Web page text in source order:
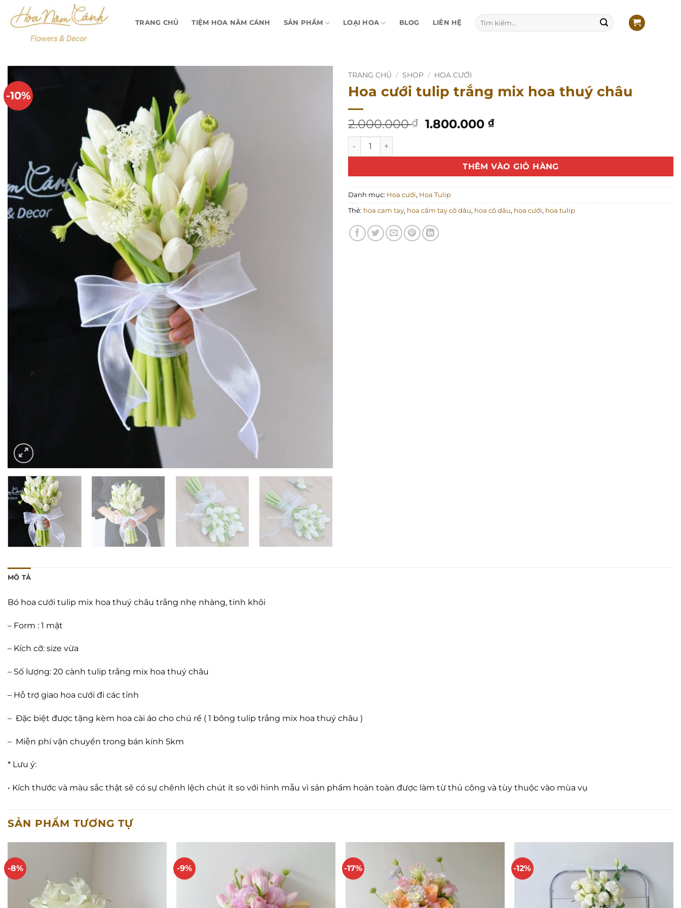
qua
TRANG CHỦ TIỆM HOA NĂM CÁNH SẢN PHẨM LOẠI HOA BLOG LIÊN HỆ
Tìm
kiếm:
-10%
TRANG CHỦ / SHOP / HOA CƯỚI
Hoa cưới tulip trắng mix hoa thuý châu
2.000.000₫
Giá
2.000.000 ₫.
1.800.000₫Giá
là:
1.800.000 ₫.
Hoa cưới tulip trắng mix hoa thuý châu số lượng
THÊM VÀO GIỎ HÀNG
Danh mục: Hoa cưới, Hoa Tulip
Thẻ: hoa cam tay, hoa cầm tay cô dâu, hoa cô dâu, hoa cưới, hoa tulip
MÔ TẢ
Bó hoa cưới tulip mix hoa thuý châu trắng nhẹ nhàng, tinh khôi
– Form : 1 mặt
– Kích cỡ: size vừa
– Số lượng: 20 cành tulip trắng mix hoa thuý châu
– Hỗ trợ giao hoa cưới đi các tỉnh
– Đặc biệt được tặng kèm hoa cài áo cho chú rể ( 1 bông tulip trắng mix hoa thuý châu )
– Miễn phí vận chuyển trong bán kính 5km
* Lưu ý:
• Kích thước và màu sắc thật sẽ có sự chênh lệch chút ít so với hình mẫu vì sản phẩm hoàn toàn được làm từ thủ công và tùy thuộc vào mùa vụ
SẢN PHẨM TƯƠNG TỰ
-8% -9% -17% -12%